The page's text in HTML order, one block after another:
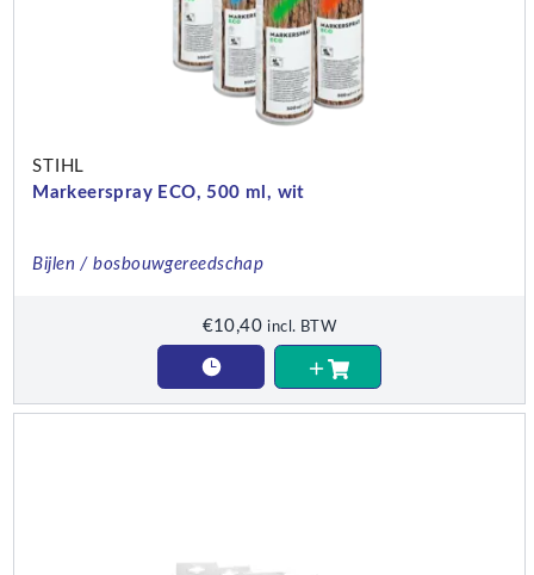
STIHL
Markeerspray ECO, 500 ml, wit
Bijlen / bosbouwgereedschap
€10,40 incl. BTW